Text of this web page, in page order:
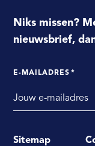
Niks missen?
nieuwsbrief,
E-MAILADRES *
Sitemap